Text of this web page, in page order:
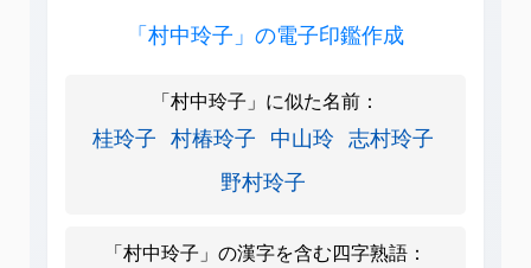
「村中玲子」の電子印鑑作成
「村中玲子」に似た名前：
桂玲子 村椿玲子 中山玲 志村玲子
野村玲子
「村中玲子」の漢字を含む四字熟語：